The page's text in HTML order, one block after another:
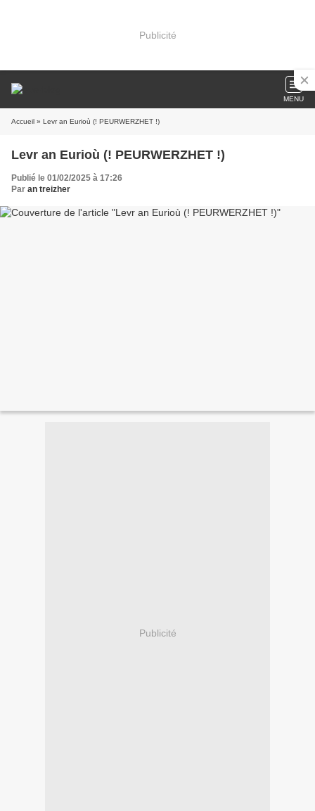
Publicité
MENU
Accueil » Levr an Eurioù (! PEURWERZHET !)
Levr an Eurioù (! PEURWERZHET !)
Publié le 01/02/2025 à 17:26
Par an treizher
Publicité